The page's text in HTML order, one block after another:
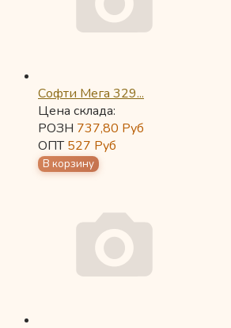
Софти Мега 329...
Цена склада:
РОЗН 737,80 Руб
ОПТ527 Руб